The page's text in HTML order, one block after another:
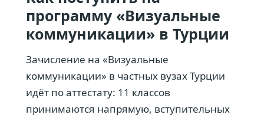
программу «Визуальные
коммуникации» в Турции
Зачисление на «Визуальные
коммуникации» в частных вузах Турции
идёт по аттестату: 11 классов
принимаются напрямую, вступительных